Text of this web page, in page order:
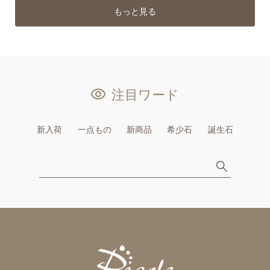
もっと見る
注目ワード
新入荷 一点もの 新商品 希少石 誕生石